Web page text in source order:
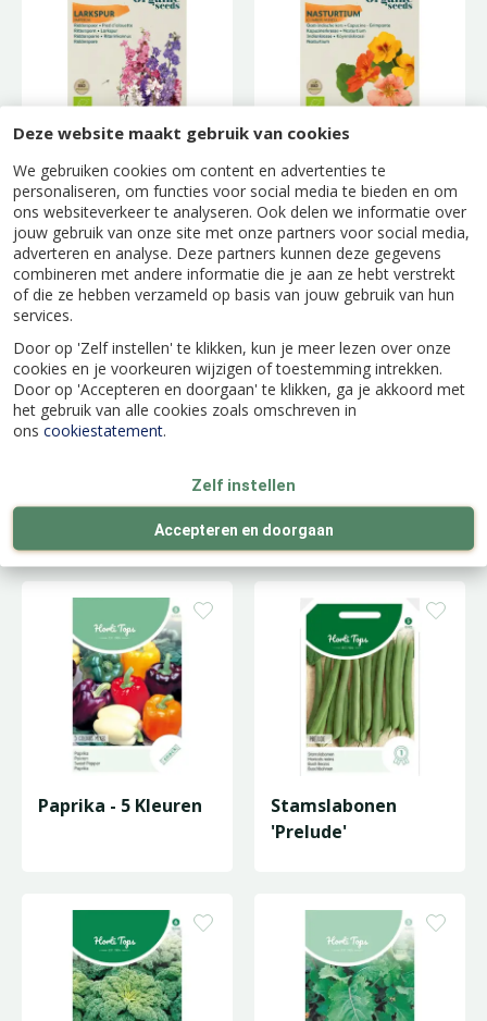
Deze website maakt gebruik van cookies
We gebruiken cookies om content en advertenties te
personaliseren, om functies voor social media te bieden en om
ons websiteverkeer te analyseren. Ook delen we informatie over
jouw gebruik van onze site met onze partners voor social media,
adverteren en analyse. Deze partners kunnen deze gegevens
combineren met andere informatie die je aan ze hebt verstrekt
of die ze hebben verzameld op basis van jouw gebruik van hun
services.
Door op 'Zelf instellen' te klikken, kun je meer lezen over onze
cookies en je voorkeuren wijzigen of toestemming intrekken.
Door op 'Accepteren en doorgaan' te klikken, ga je akkoord met
het gebruik van alle cookies zoals omschreven in
ons cookiestatement.
Zelf instellen
Accepteren en doorgaan
Ridderspoor
'Imperial' (Bio)
Oost-Indische Kers -
Enkelbloemig (Bio)
Geranium 'Mustang'
Courgette 'Black
Paprika - 5 Kleuren
Stamslabonen
'Prelude'